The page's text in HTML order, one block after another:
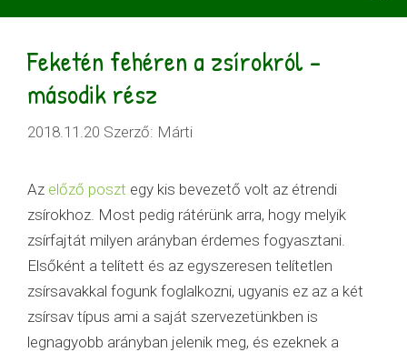
Feketén fehéren a zsírokról –
második rész
2018.11.20 Szerző: Márti
Az előző poszt egy kis bevezető volt az étrendi
zsírokhoz. Most pedig rátérünk arra, hogy melyik
zsírfajtát milyen arányban érdemes fogyasztani.
Elsőként a telített és az egyszeresen telítetlen
zsírsavakkal fogunk foglalkozni, ugyanis ez az a két
zsírsav típus ami a saját szervezetünkben is
legnagyobb arányban jelenik meg, és ezeknek a